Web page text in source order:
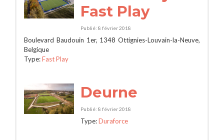
Fast Play
Publié: 8 février 2018
Boulevard Baudouin 1er, 1348 Ottignies-Louvain-la-Neuve,
Belgique
Type:Fast Play
Deurne
Publié: 8 février 2018
Type:Duraforce